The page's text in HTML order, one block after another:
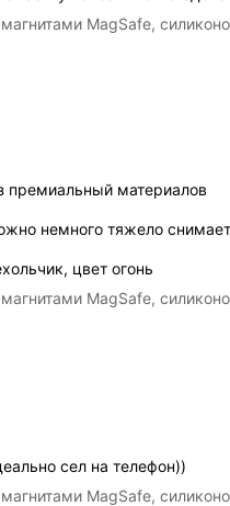
MagSafe,
премиальный материалов
немного тяжело
цвет огонь
MagSafe,
сел на телефон))
MagSafe,